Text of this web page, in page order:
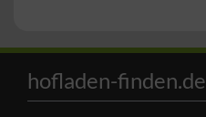
hofladen-finden.de